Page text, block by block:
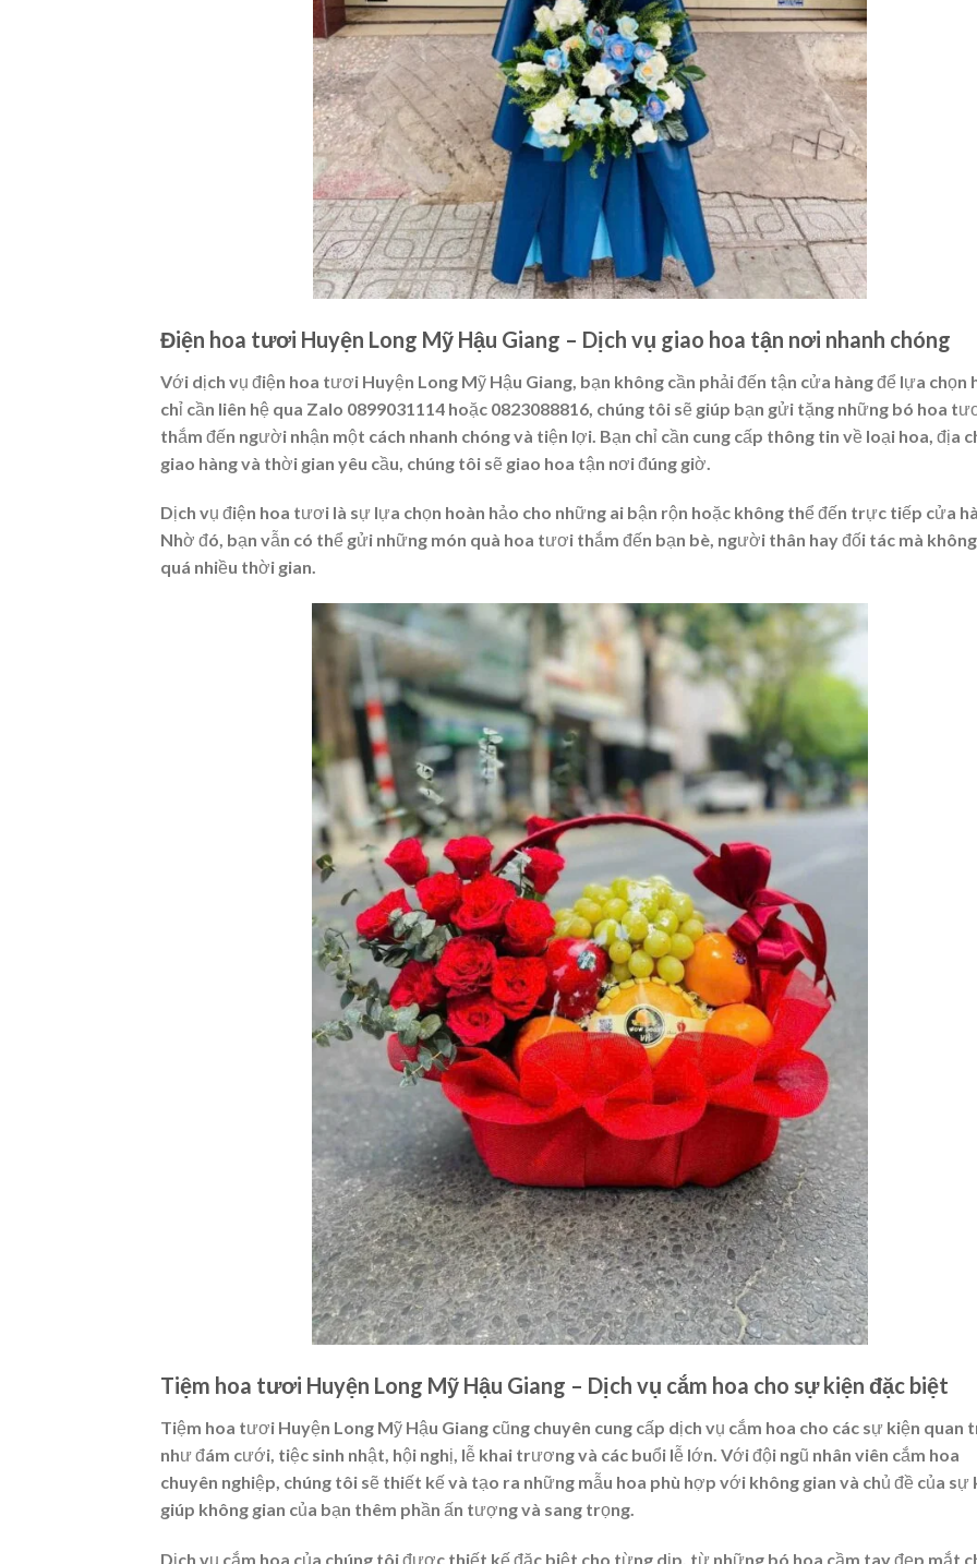
Điện hoa tươi Huyện Long Mỹ Hậu Giang – Dịch vụ giao hoa tận nơi nhanh chóng
Với dịch vụ điện hoa tươi Huyện Long Mỹ Hậu Giang, bạn không cần phải đến tận cửa hàng để lựa chọn
chỉ cần liên hệ qua Zalo 0899031114 hoặc 0823088816, chúng tôi sẽ giúp bạn gửi tặng những bó hoa
thắm đến người nhận một cách nhanh chóng và tiện lợi. Bạn chỉ cần cung cấp thông tin về loại hoa, địa
giao hàng và thời gian yêu cầu, chúng tôi sẽ giao hoa tận nơi đúng giờ.
Dịch vụ điện hoa tươi là sự lựa chọn hoàn hảo cho những ai bận rộn hoặc không thể đến trực tiếp cửa
Nhờ đó, bạn vẫn có thể gửi những món quà hoa tươi thắm đến bạn bè, người thân hay đối tác mà
quá nhiều thời gian.
Tiệm hoa tươi Huyện Long Mỹ Hậu Giang – Dịch vụ cắm hoa cho sự kiện đặc biệt
Tiệm hoa tươi Huyện Long Mỹ Hậu Giang cũng chuyên cung cấp dịch vụ cắm hoa cho các sự kiện quan
như đám cưới, tiệc sinh nhật, hội nghị, lễ khai trương và các buổi lễ lớn. Với đội ngũ nhân viên cắm hoa
chuyên nghiệp, chúng tôi sẽ thiết kế và tạo ra những mẫu hoa phù hợp với không gian và chủ đề của sự
giúp không gian của bạn thêm phần ấn tượng và sang trọng.
Dịch vụ cắm hoa của chúng tôi được thiết kế đặc biệt cho từng dịp, từ những bó hoa cầm tay đẹp mắt